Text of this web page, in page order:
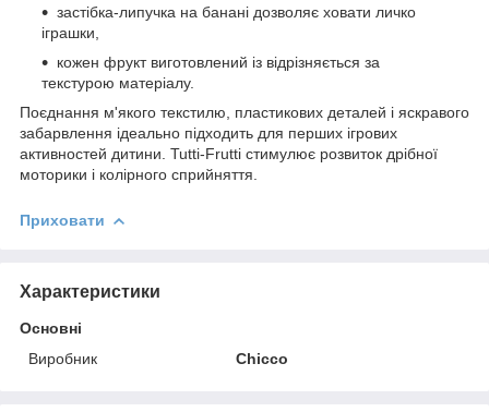
застібка-липучка на банані дозволяє ховати личко
іграшки,
кожен фрукт виготовлений із відрізняється за
текстурою матеріалу.
Поєднання м'якого текстилю, пластикових деталей і яскравого
забарвлення ідеально підходить для перших ігрових
активностей дитини. Tutti-Frutti стимулює розвиток дрібної
моторики і колірного сприйняття.
Приховати
Характеристики
Основні
Виробник
Chicco